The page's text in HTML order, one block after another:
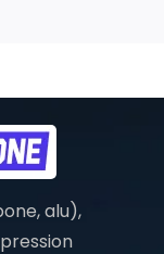
alu),